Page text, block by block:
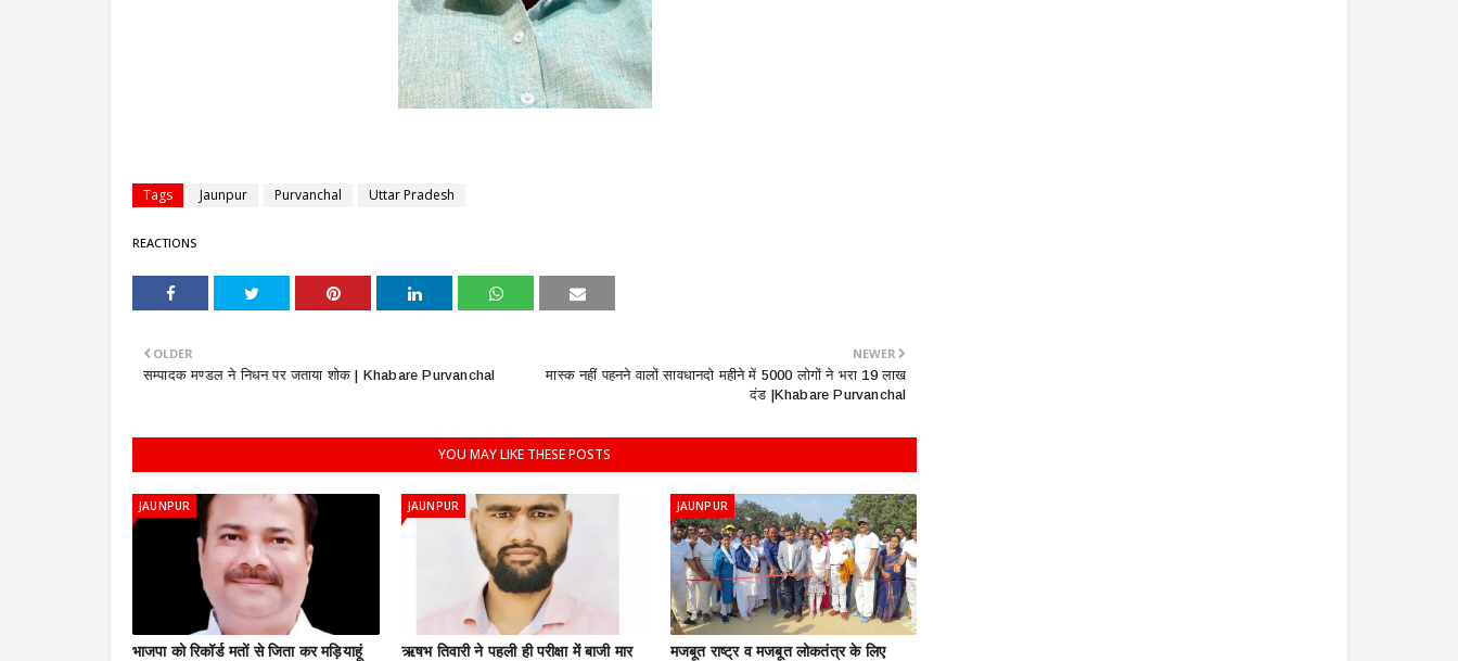
Tags Jaunpur Purvanchal Uttar Pradesh
REACTIONS
NEWER
मास्क नहीं पहनने वालों सावधानदो महीने में 5000 लोगों ने भरा 19 लाख
दंड |Khabare Purvanchal
OLDER
सम्पादक मण्डल ने निधन पर जताया शोक | Khabare Purvanchal
YOU MAY LIKE THESE POSTS
JAUNPUR
भाजपा को रिकॉर्ड मतों से जिता कर मड़ियाहूं
JAUNPUR
ऋषभ तिवारी ने पहली ही परीक्षा में बाजी मार
JAUNPUR
मजबूत राष्ट्र व मजबूत लोकतंत्र के लिए